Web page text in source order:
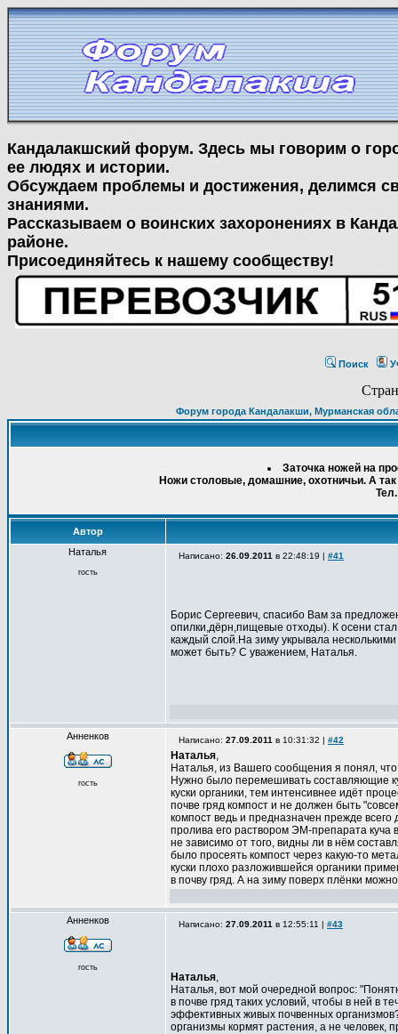
Кандалакшский форум. Здесь мы говорим о
ее людях и истории.
Обсуждаем проблемы и достижения, делимся
знаниями.
Рассказываем о воинских захоронениях в
районе.
Присоединяйтесь к нашему сообществу!
Поиск
Форум города Кандалакши, Мурманская
Заточка ножей на
Ножи столовые, домашние, охотничьи. А
Автор
Наталья
гость
Написано: 26.09.2011 в 22:48:19 | #41
Борис Сергеевич, спасибо Вам за
опилки,дёрн,пищевые отходы). К осени
каждый слой.На зиму укрывала
может быть? С уважением, Наталья.
Анненков
гость
Написано: 27.09.2011 в 10:31:32 | #42
Наталья,
Наталья, из Вашего сообщения я понял,
Нужно было перемешивать составляющие
куски органики, тем интенсивнее идёт
почве гряд компост и не должен быть
компост ведь и предназначен прежде
пролива его раствором ЭМ-препарата куча
не зависимо от того, видны ли в нём
было просеять компост через какую-то
куски плохо разложившейся органики
в почву гряд. А на зиму поверх плёнки
Анненков
гость
Написано: 27.09.2011 в 12:55:11 | #43
Наталья,
Наталья, вот мой очередной вопрос:
в почве гряд таких условий, чтобы в ней в
эффективных живых почвенных
организмы кормят растения, а не человек,